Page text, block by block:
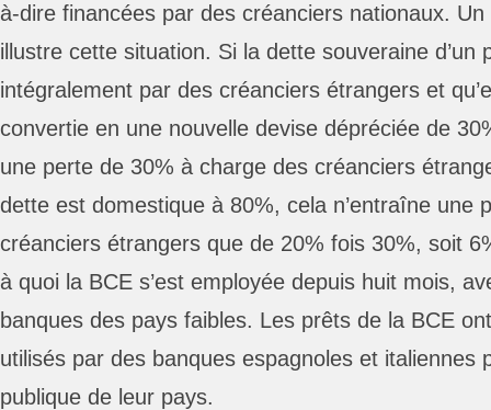
à-dire financées par des créanciers nationaux.
illustre cette situation. Si la dette souveraine d’un
intégralement par des créanciers étrangers et
convertie en une nouvelle devise dépréciée de
une perte de 30% à charge des créanciers
dette est domestique à 80%, cela n’entraîne une
créanciers étrangers que de 20% fois 30%, soit
à quoi la BCE s’est employée depuis huit mois,
banques des pays faibles. Les prêts de la BCE
utilisés par des banques espagnoles et italiennes
publique de leur pays.